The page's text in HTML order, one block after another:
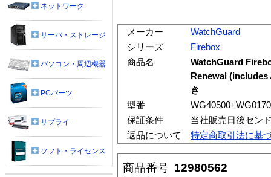
メーカー
WatchGuard
シリーズ
Firebox
商品名
WatchGuard
Renewal
き
型番
保証条件
当社販売日後セン
返品について
特定商取引法に基
商品番号 12980562
ネットワーク
サーバ・ストレージ
パソコン・周辺機器
PCパーツ
サプライ
ソフト・ライセンス